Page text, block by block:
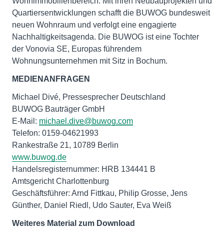
Quartiersentwicklungen schafft die BUWOG bundesweit
neuen Wohnraum und verfolgt eine engagierte
Nachhaltigkeitsagenda. Die BUWOG ist eine Tochter
der Vonovia SE, Europas führendem
Wohnungsunternehmen mit Sitz in Bochum.
MEDIENANFRAGEN
Michael Divé, Pressesprecher Deutschland
BUWOG Bauträger GmbH
E-Mail: michael.dive@buwog.com
Telefon: 0159-04621993
www.buwog.de
Handelsregisternummer: HRB 134441 B
Amtsgericht Charlottenburg
Geschäftsführer: Arnd Fittkau, Philip Grosse, Jens
Günther, Daniel Riedl, Udo Sauter, Eva Weiß
Weiteres Material zum Download